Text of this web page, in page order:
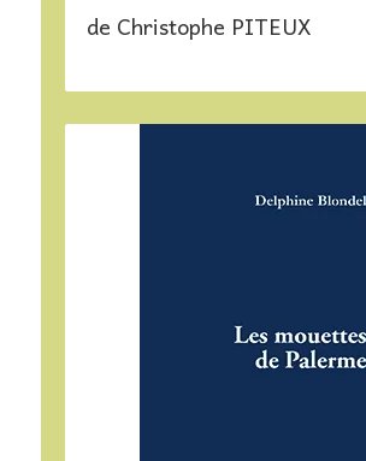
de Christophe PITEUX